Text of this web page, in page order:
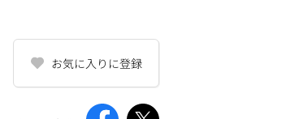
お気に入りに登録